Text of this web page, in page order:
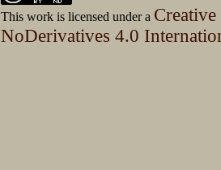
This work is licensed under a
NoDerivatives 4.0